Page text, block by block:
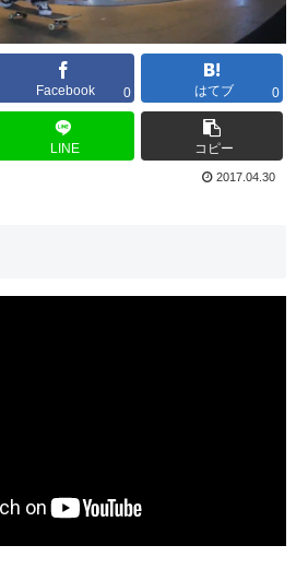
Facebook 0 はてブ 0
LINE コピー
2017.04.30